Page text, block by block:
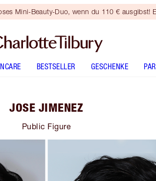
Mini-Beauty-Duo, wenn du 110 € ausgibst!
BESTSELLER GESCHENKE
JOSE JIMENEZ
Public Figure